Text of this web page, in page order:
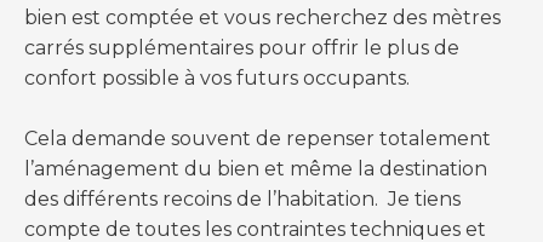
bien est comptée et vous recherchez des mètres
carrés supplémentaires pour offrir le plus de
confort possible à vos futurs occupants.
Cela demande souvent de repenser totalement
l’aménagement du bien et même la destination
des différents recoins de l’habitation. Je tiens
compte de toutes les contraintes techniques et